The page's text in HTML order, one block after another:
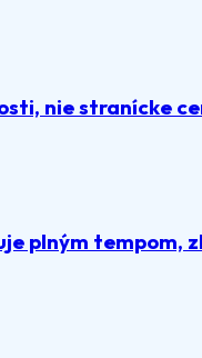
nie stranícke
plným tempom,